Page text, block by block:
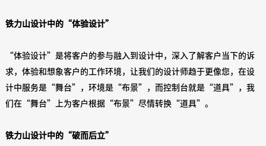
铁力山设计中的“体验设计”
“体验设计”是将客户的参与融入到设计中，深入了解客户当下的诉
求，体验和想象客户的工作环境，让我们的设计师趋于更像您，在设
计中服务是“舞台”，环境是“布景”，而控制台就是“道具”，我
们在“舞台”上为客户根据“布景”尽情转换“道具”。
铁力山设计中的“破而后立”